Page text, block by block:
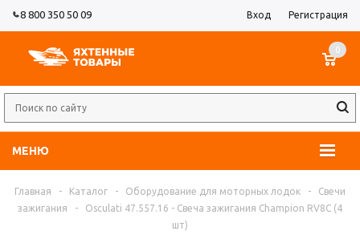
8 800 350 50 09 Вход Регистрация
МЕНЮ
0
Главная - Каталог - Оборудование для моторных лодок -
Свечи
зажигания
-
Osculati 47.557.16 - Свеча зажигания Champion RV8C (4
шт)